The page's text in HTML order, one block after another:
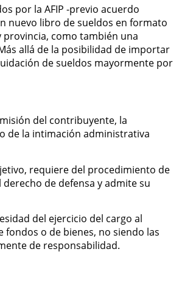
por la AFIP -previo acuerdo
nuevo libro de sueldos en formato
como también una
allá de la posibilidad de importar
de sueldos mayormente por
del contribuyente, la
de la intimación administrativa
requiere del procedimiento de
de defensa y admite su
del ejercicio del cargo al
o de bienes, no siendo las
de responsabilidad.